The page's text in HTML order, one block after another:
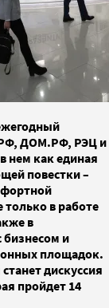
ДОМ.РФ, РЭЦ и
нем как единая
повестки –
только в работе
в
и
площадок.
дискуссия
пройдет 14